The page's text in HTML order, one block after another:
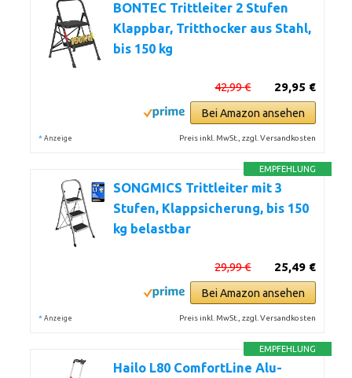
BONTEC Trittleiter 2 Stufen
Klappbar, Tritthocker aus Stahl,
bis 150 kg
29,95 €
42,99 €
Bei Amazon ansehen
* Anzeige Preis inkl. MwSt., zzgl. Versandkosten
EMPFEHLUNG
SONGMICS Trittleiter mit 3
Stufen, Klappsicherung, bis 150
kg belastbar
25,49 €
29,99 €
Bei Amazon ansehen
* Anzeige Preis inkl. MwSt., zzgl. Versandkosten
EMPFEHLUNG
Hailo L80 ComfortLine Alu-